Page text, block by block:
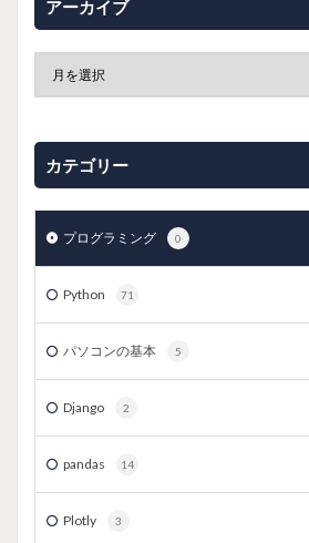
アーカイブ
カテゴリー
プログラミング 0
Python 71
パソコンの基本 5
Django 2
pandas 14
Plotly 3